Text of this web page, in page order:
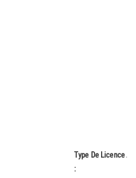
Type De Licence
:
A